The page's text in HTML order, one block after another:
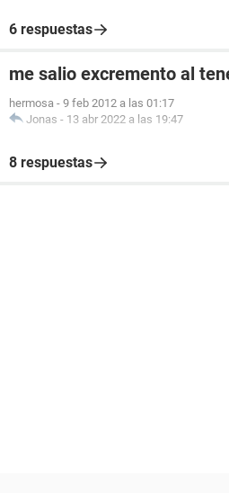
6 respuestas
me salio excremento al
hermosa - 9 feb 2012 a las 01:17
Jonas - 13 abr 2022 a las 19:47
8 respuestas